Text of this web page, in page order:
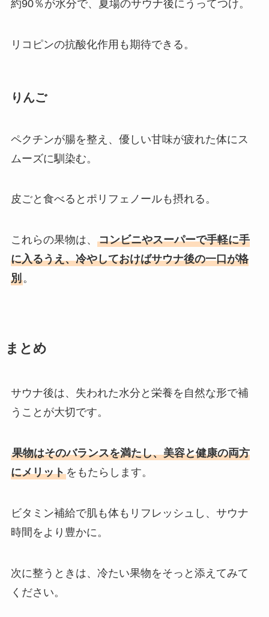
約90％が水分で、夏場のサウナ後にうってつけ。
リコピンの抗酸化作用も期待できる。
りんご
ペクチンが腸を整え、優しい甘味が疲れた体にス
ムーズに馴染む。
皮ごと食べるとポリフェノールも摂れる。
これらの果物は、 コンビニやスーパーで手軽に手
に入るうえ、冷やしておけばサウナ後の一口が格
別。
まとめ
サウナ後は、失われた水分と栄養を自然な形で補
うことが大切です。
果物はそのバランスを満たし、美容と健康の両方
にメリットをもたらします。
ビタミン補給で肌も体もリフレッシュし、サウナ
時間をより豊かに。
次に整うときは、冷たい果物をそっと添えてみて
ください。